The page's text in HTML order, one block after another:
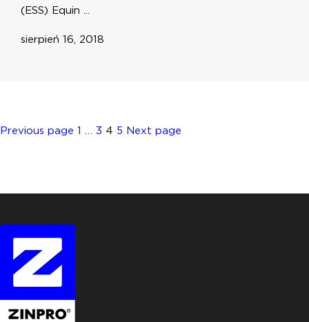
(ESS) Equin ...
sierpień 16, 2018
Posts
Previous page Page
1 … Page
3 Page
4 Page
5 Next page